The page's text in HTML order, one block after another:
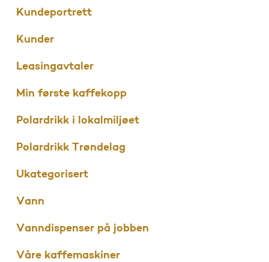
Kundeportrett
Kunder
Leasingavtaler
Min første kaffekopp
Polardrikk i lokalmiljøet
Polardrikk Trøndelag
Ukategorisert
Vann
Vanndispenser på jobben
Våre kaffemaskiner